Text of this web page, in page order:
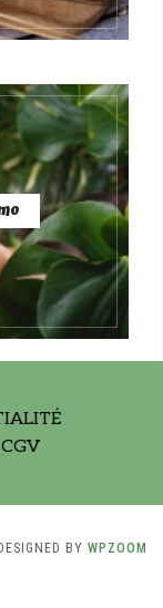
BY WPZOOM